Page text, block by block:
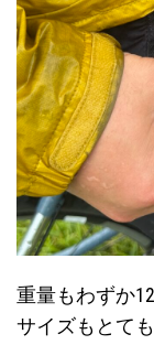
重量もわずか
サイズもとて